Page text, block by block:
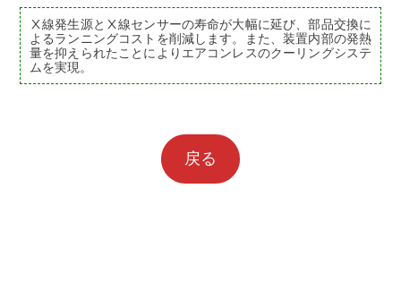
Ⅹ線発生源とⅩ線センサーの寿命が大幅に延び、部品交換に
よるランニングコストを削減します。また、装置内部の発熱
量を抑えられたことによりエアコンレスのクーリングシステ
ムを実現。
戻る